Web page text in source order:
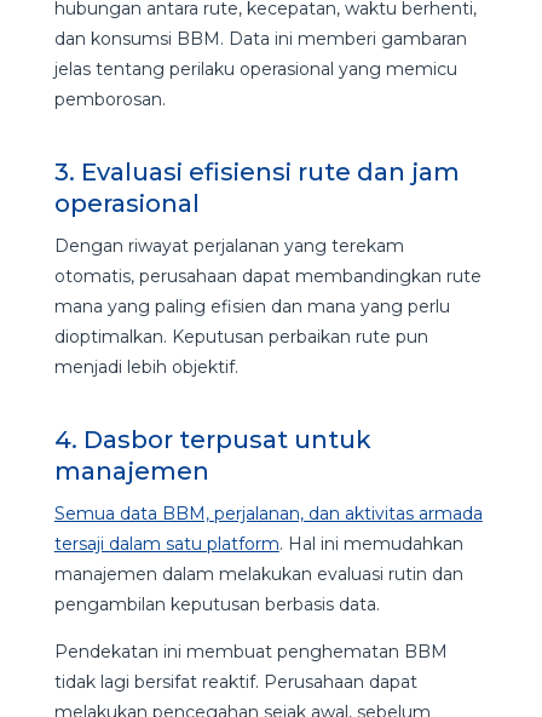
hubungan antara rute, kecepatan, waktu berhenti,
dan konsumsi BBM. Data ini memberi gambaran
jelas tentang perilaku operasional yang memicu
pemborosan.
3. Evaluasi efisiensi rute dan jam
operasional
Dengan riwayat perjalanan yang terekam
otomatis, perusahaan dapat membandingkan rute
mana yang paling efisien dan mana yang perlu
dioptimalkan. Keputusan perbaikan rute pun
menjadi lebih objektif.
4. Dasbor terpusat untuk
manajemen
Semua data BBM, perjalanan, dan aktivitas armada
tersaji dalam satu platform. Hal ini memudahkan
manajemen dalam melakukan evaluasi rutin dan
pengambilan keputusan berbasis data.
Pendekatan ini membuat penghematan BBM
tidak lagi bersifat reaktif. Perusahaan dapat
melakukan pencegahan sejak awal, sebelum